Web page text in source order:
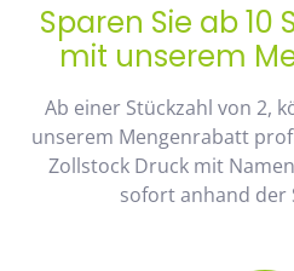
Sparen Sie ab 10
mit unserem
Ab einer Stückzahl von 2,
unserem Mengenrabatt
Zollstock Druck mit
sofort anhand der